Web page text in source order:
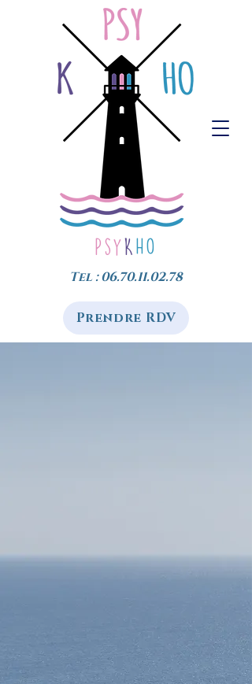
Psy K Ho
Tel :06.70.11.02.78
Prendre RDV